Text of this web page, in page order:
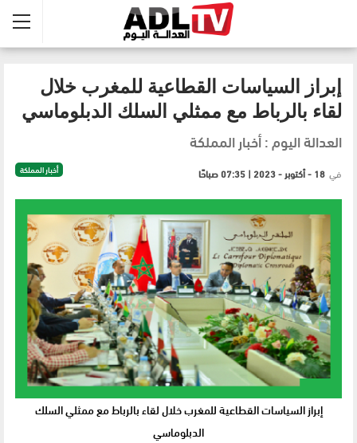
إبراز السياسات القطاعية للمغرب خلال
لقاء بالرباط مع ممثلي السلك الدبلوماسي
العدالة اليوم : أخبار المملكة
أخبار المملكة في 18 - أكتوبر - 2023 | 07:35 صباحًا
إبراز السياسات القطاعية للمغرب خلال لقاء بالرباط مع ممثلي السلك
الدبلوماسي